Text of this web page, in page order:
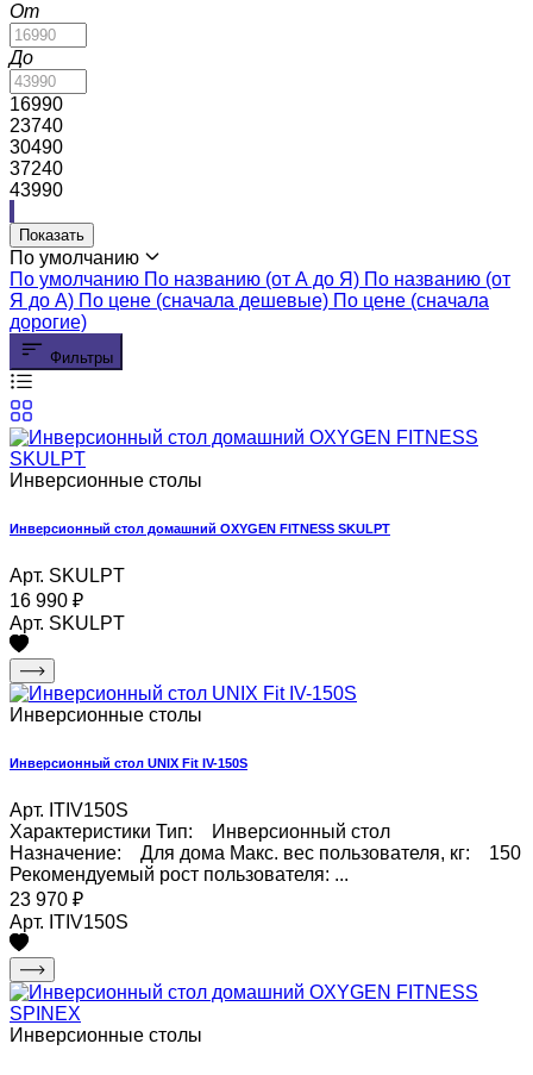
От
До
16990
23740
30490
37240
43990
Показать
По умолчанию
По умолчанию По названию (от А до Я) По названию (от
Я до А) По цене (сначала дешевые) По цене (сначала
дорогие)
Фильтры
Инверсионные столы
Инверсионный стол домашний OXYGEN FITNESS SKULPT
Арт. SKULPT
16 990 ₽
Арт. SKULPT
Инверсионные столы
Инверсионный стол UNIX Fit IV-150S
Арт. ITIV150S
Характеристики Тип: Инверсионный стол
Назначение: Для дома Макс. вес пользователя, кг: 150
Рекомендуемый рост пользователя: ...
23 970 ₽
Арт. ITIV150S
Инверсионные столы